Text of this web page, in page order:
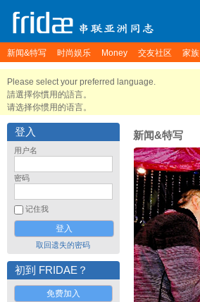
新闻&特写 时尚娱乐 Money 交友社区 家族
Please select your preferred language.
請選擇你慣用的語言。
请选择你惯用的语言。
登入
用户名
密码
记住我
取回遗失的密码
初到 FRIDAE？
免费加入
新闻&特写